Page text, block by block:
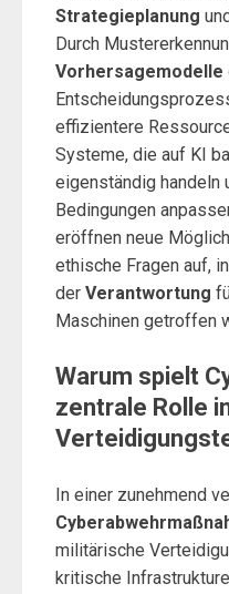
Strategieplanung
Durch
Vorhersagemodelle
effizientere
Systeme, die auf KI
eigenständig handeln
Bedingungen
eröffnen neue
ethische Fragen auf,
der Verantwortung
Maschinen getroffen
Warum spielt
zentrale Rolle
In einer zunehmend
militärische
kritische